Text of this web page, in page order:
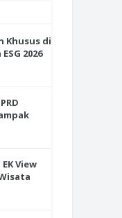
Khusus di
2026
View